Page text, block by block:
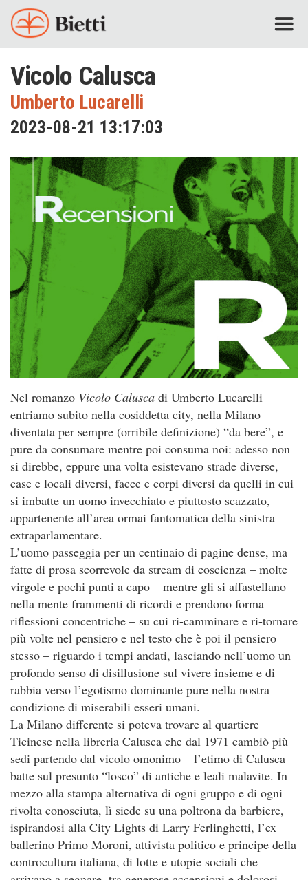
Vicolo Calusca
Umberto Lucarelli
2023-08-21 13:17:03
Nel romanzo Vicolo Calusca di Umberto Lucarelli
entriamo subito nella cosiddetta city, nella Milano
diventata per sempre (orribile definizione) “da bere”, e
pure da consumare mentre poi consuma noi: adesso non
si direbbe, eppure una volta esistevano strade diverse,
case e locali diversi, facce e corpi diversi da quelli in cui
si imbatte un uomo invecchiato e piuttosto scazzato,
appartenente all’area ormai fantomatica della sinistra
extraparlamentare.
L’uomo passeggia per un centinaio di pagine dense, ma
fatte di prosa scorrevole da stream di coscienza – molte
virgole e pochi punti a capo – mentre gli si affastellano
nella mente frammenti di ricordi e prendono forma
riflessioni concentriche – su cui ri-camminare e ri-tornare
più volte nel pensiero e nel testo che è poi il pensiero
stesso – riguardo i tempi andati, lasciando nell’uomo un
profondo senso di disillusione sul vivere insieme e di
rabbia verso l’egotismo dominante pure nella nostra
condizione di miserabili esseri umani.
La Milano differente si poteva trovare al quartiere
Ticinese nella libreria Calusca che dal 1971 cambiò più
sedi partendo dal vicolo omonimo – l’etimo di Calusca
batte sul presunto “losco” di antiche e leali malavite. In
mezzo alla stampa alternativa di ogni gruppo e di ogni
rivolta conosciuta, lì siede su una poltrona da barbiere,
ispirandosi alla City Lights di Larry Ferlinghetti, l’ex
ballerino Primo Moroni, attivista politico e principe della
controcultura italiana, di lotte e utopie sociali che